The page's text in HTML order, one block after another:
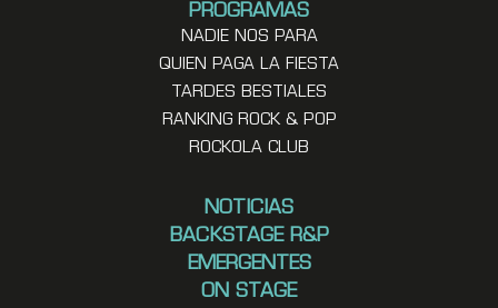
PROGRAMAS
NADIE NOS PARA
QUIEN PAGA LA FIESTA
TARDES BESTIALES
RANKING ROCK & POP
ROCKOLA CLUB
NOTICIAS
BACKSTAGE R&P
EMERGENTES
ON STAGE